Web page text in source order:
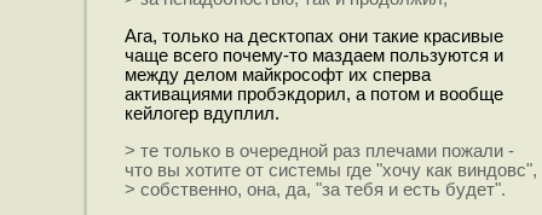
Ага, только на десктопах они такие красивые
чаще всего почему-то маздаем пользуются и
между делом майкрософт их сперва
активациями пробэкдорил, а потом и вообще
кейлогер вдуплил.
> те только в очередной раз плечами пожали -
что вы хотите от системы где "хочу как виндовс",
> собственно, она, да, "за тебя и есть будет".